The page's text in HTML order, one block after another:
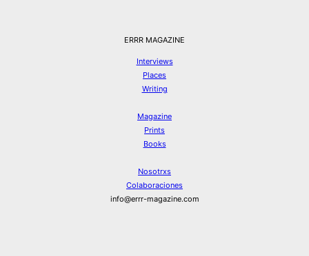
ERRR MAGAZINE
Interviews
Places
Writing
Magazine
Prints
Books
Nosotrxs
Colaboraciones
info@errr-magazine.com